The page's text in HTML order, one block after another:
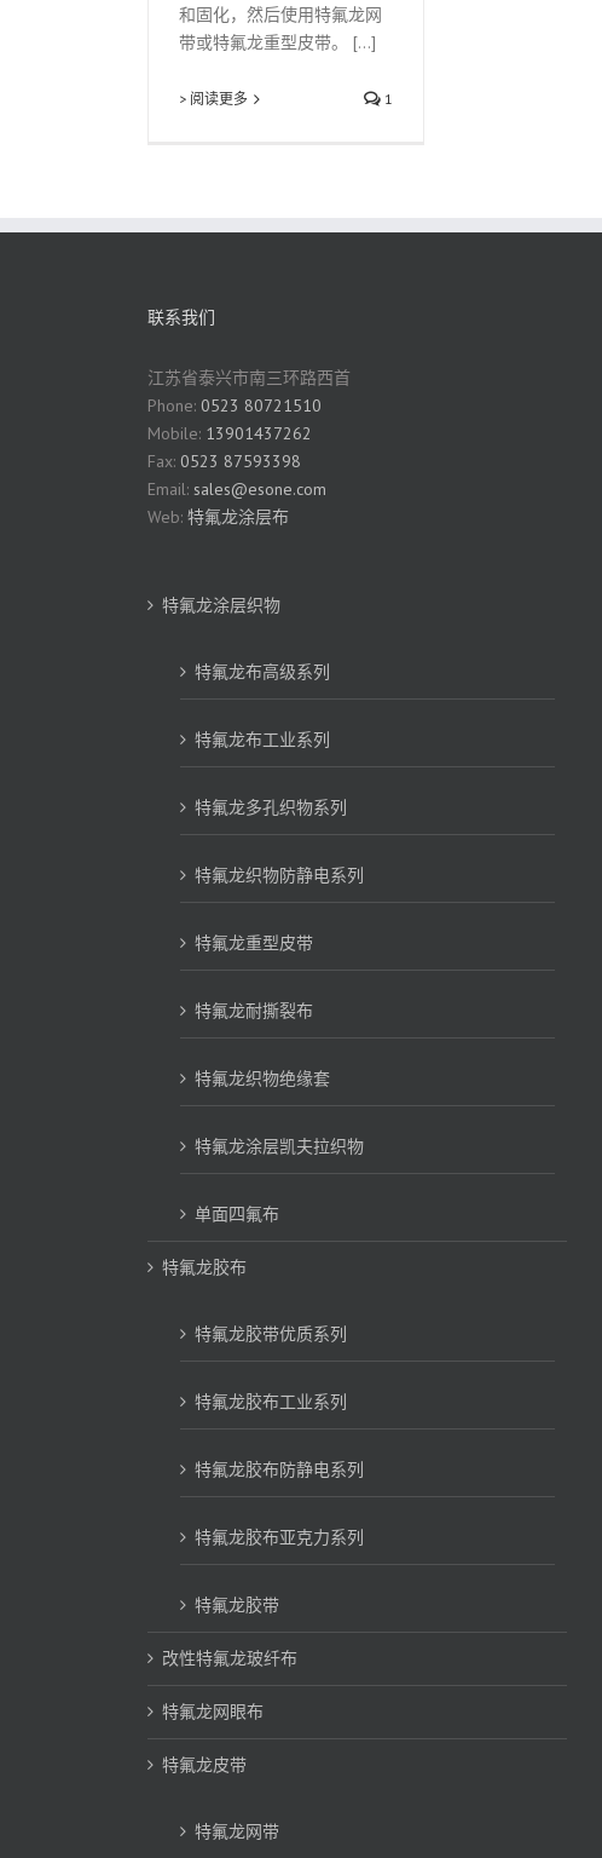
和固化，然后使用特氟龙网
带或特氟龙重型皮带。 [...]
> 阅读更多 1
联系我们
江苏省泰兴市南三环路西首
Phone: 0523 80721510
Mobile: 13901437262
Fax: 0523 87593398
Email: sales@esone.com
Web: 特氟龙涂层布
特氟龙涂层织物
特氟龙布高级系列
特氟龙布工业系列
特氟龙多孔织物系列
特氟龙织物防静电系列
特氟龙重型皮带
特氟龙耐撕裂布
特氟龙织物绝缘套
特氟龙涂层凯夫拉织物
单面四氟布
特氟龙胶布
特氟龙胶带优质系列
特氟龙胶布工业系列
特氟龙胶布防静电系列
特氟龙胶布亚克力系列
特氟龙胶带
改性特氟龙玻纤布
特氟龙网眼布
特氟龙皮带
特氟龙网带